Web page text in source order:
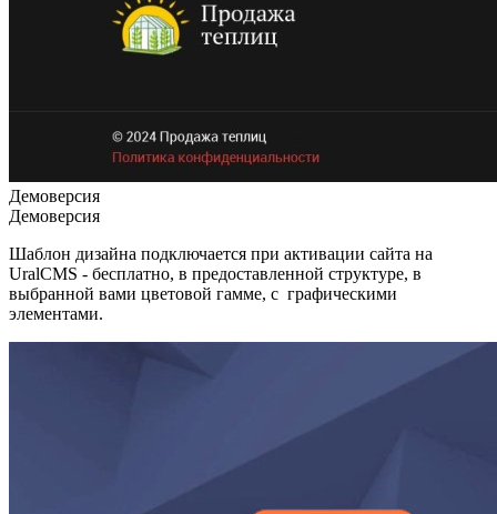
Демоверсия
Демоверсия
Шаблон дизайна подключается при активации сайта на
UralCMS - бесплатно, в предоставленной структуре, в
выбранной вами цветовой гамме, с графическими
элементами.